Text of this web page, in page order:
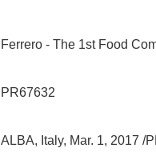
Ferrero - The 1st Food
PR67632
ALBA, Italy, Mar. 1, 2017 /